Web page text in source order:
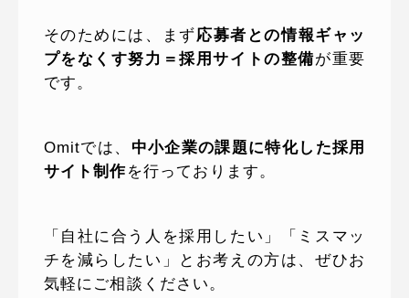
そのためには、まず応募者との情報ギャッ
プをなくす努力＝採用サイトの整備が重要
です。
Omitでは、 中小企業の課題に特化した採用
サイト制作を行っております。
「自社に合う人を採用したい」「ミスマッ
チを減らしたい」とお考えの方は、ぜひお
気軽にご相談ください。